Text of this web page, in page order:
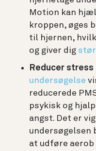
Motion kan
kroppen, øges
til hjernen,
og giver dig
Reducer stress
undersøgelse
reducerede
psykisk og
angst. Det er
undersøgelsen
at udføre aerob